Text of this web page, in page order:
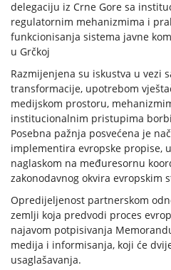
delegaciju iz Crne Gore sa
regulatornim mehanizmima i
funkcionisanja sistema javne
u Grčkoj
Razmijenjena su iskustva u vezi
transformacije, upotrebom
medijskom prostoru,
institucionalnim pristupima
Posebna pažnja posvećena je
implementira evropske propise,
naglaskom na međuresornu
zakonodavnog okvira evropskim
Opredijeljenost partnerskom
zemlji koja predvodi proces
najavom potpisivanja
medija i informisanja, koji će
usaglašavanja.